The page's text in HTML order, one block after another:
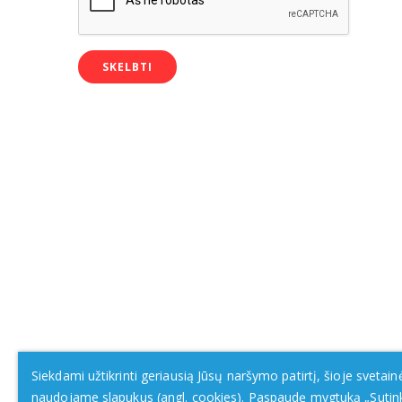
Siekdami užtikrinti geriausią Jūsų naršymo patirtį, šioje
naudojame slapukus (angl. cookies). Paspaudę mygtuką